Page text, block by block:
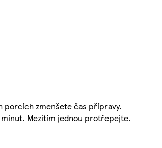
porcích zmenšete čas přípravy.
Mezitím jednou protřepejte.